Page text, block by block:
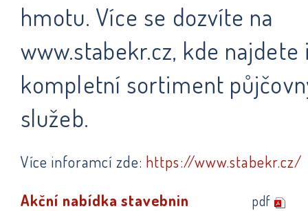
hmotu. Více se dozvíte na
www.stabekr.cz, kde najdete
kompletní sortiment
služeb.
Více inforamcí zde: https://www.stabekr.cz/
Akční nabídka stavebnin
pdf